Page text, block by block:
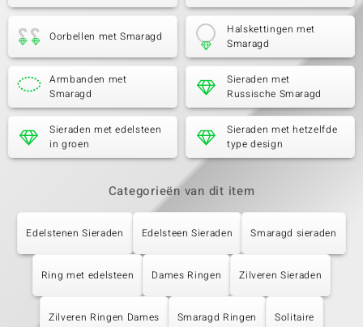
Oorbellen met Smaragd
Halskettingen met
Smaragd
Armbanden met
Smaragd
Sieraden met
Russische Smaragd
Sieraden met edelsteen
in groen
Sieraden met hetzelfde
type design
Categorieën van dit item
Edelstenen Sieraden Edelsteen Sieraden Smaragd sieraden
Ring met edelsteen Dames Ringen Zilveren Sieraden
Zilveren Ringen Dames Smaragd Ringen Solitaire